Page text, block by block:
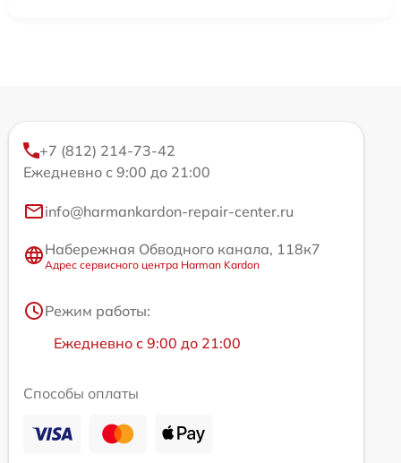
+7 (812) 214-73-42
Ежедневно с 9:00 до 21:00
info@harmankardon-repair-center.ru
Набережная Обводного канала, 118к7
Адрес сервисного центра Harman Kardon
Режим работы:
Ежедневно с 9:00 до 21:00
Способы оплаты